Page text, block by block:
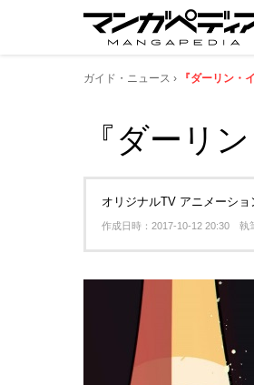
ガイド・ニュース 『ダーリン・
『ダーリ
オリジナルTV アニメーシ
作成日時：2017-10-12 20:30 執